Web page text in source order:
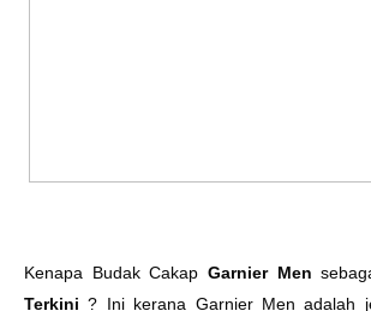
Kenapa Budak Cakap Garnier Men
Terkini? Ini kerana Garnier Men adalah